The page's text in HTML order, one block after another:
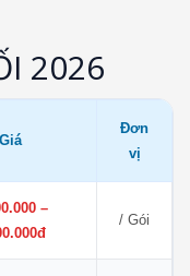
2026
Giá
Đơn
vị
–
/ Gói